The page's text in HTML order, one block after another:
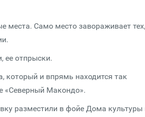
Само место завораживает тех,
ее отпрыски.
который и впрямь находится так
«Северный Макондо».
разместили в фойе Дома культуры